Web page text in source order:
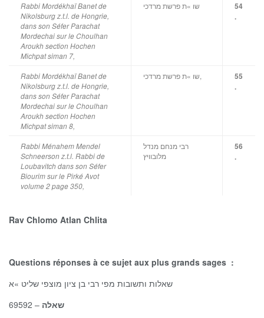
Rabbi Mordékhaï Banet de
Nikolsburg z.t.l. de Hongrie,
dans son Séfer Parachat
Mordechai sur le Choulhan
Aroukh section Hochen
Michpat siman 7,
שו »ת פרשת מרדכי
54
.
Rabbi Mordékhaï Banet de
Nikolsburg z.t.l. de Hongrie,
dans son Séfer Parachat
Mordechai sur le Choulhan
Aroukh section Hochen
Michpat siman 8,
שו »ת פרשת מרדכי,
55
.
Rabbi Ménahem Mendel
Schneerson z.t.l. Rabbi de
Loubavitch dans son Séfer
Biourim sur le Pirké Avot
volume 2 page 350,
רבי מנחם מנדל
מלובוויץ
56
.
Rav Chlomo Atlan Chlita
Questions réponses à ce sujet aux plus grands sages :
שאלות ותשובות מפי רבי בן ציון מוצפי שליט »א
שאלה – 69592